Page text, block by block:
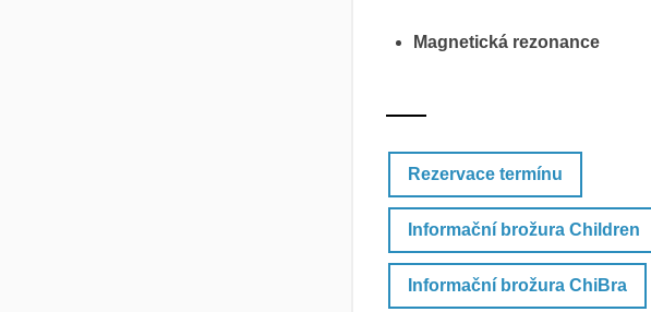
Magnetická rezonance
Rezervace termínu
Informační brožura Children
Informační brožura ChiBra